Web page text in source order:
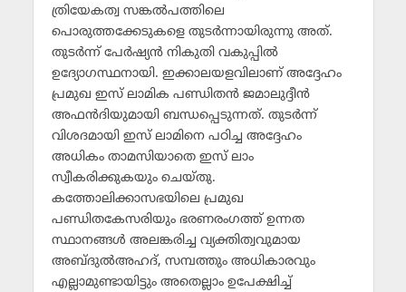
ത്രിയേകത്വ സങ്കല്‍പത്തിലെ
പൊരുത്തക്കേടുകളെ തുടര്‍ന്നായിരുന്നു അത്.
തുടര്‍ന്ന് പേര്‍ഷ്യന്‍ നികുതി വകുപ്പില്‍
ഉദ്യോഗസ്ഥനായി. ഇക്കാലയളവിലാണ് അദ്ദേഹം
പ്രമുഖ ഇസ് ലാമിക പണ്ഡിതന്‍ ജമാലുദ്ദീന്‍
അഫന്‍ദിയുമായി ബന്ധപ്പെടുന്നത്. തുടര്‍ന്ന്
വിശദമായി ഇസ് ലാമിനെ പഠിച്ച അദ്ദേഹം
അധികം താമസിയാതെ ഇസ് ലാം
സ്വീകരിക്കുകയും ചെയ്തു.
കത്തോലിക്കാസഭയിലെ പ്രമുഖ
പണ്ഡിതകേസരിയും ഭരണരംഗത്ത് ഉന്നത
സ്ഥാനങ്ങള്‍ അലങ്കരിച്ച വ്യക്തിത്വവുമായ
അബ്ദുല്‍അഹദ്, സമ്പത്തും അധികാരവും
എല്ലാമുണ്ടായിട്ടും അതെല്ലാം ഉപേക്ഷിച്ച്